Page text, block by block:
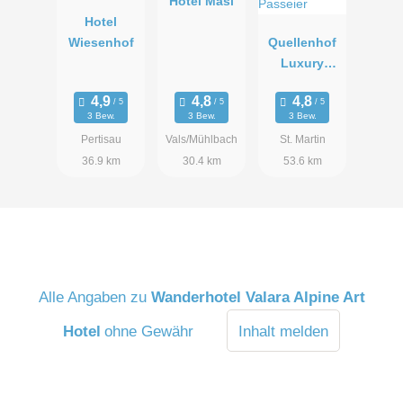
Hotel
Wiesenhof
3 Bew.
Pertisau
36.9 km
3 Bew.
Vals/Mühlbach
30.4 km
Quellenhof
Luxury
Passeier
3 Bew.
St. Martin
53.6 km
Alle Angaben zu Wanderhotel Valara Alpine Art
Hotel ohne Gewähr Inhalt melden